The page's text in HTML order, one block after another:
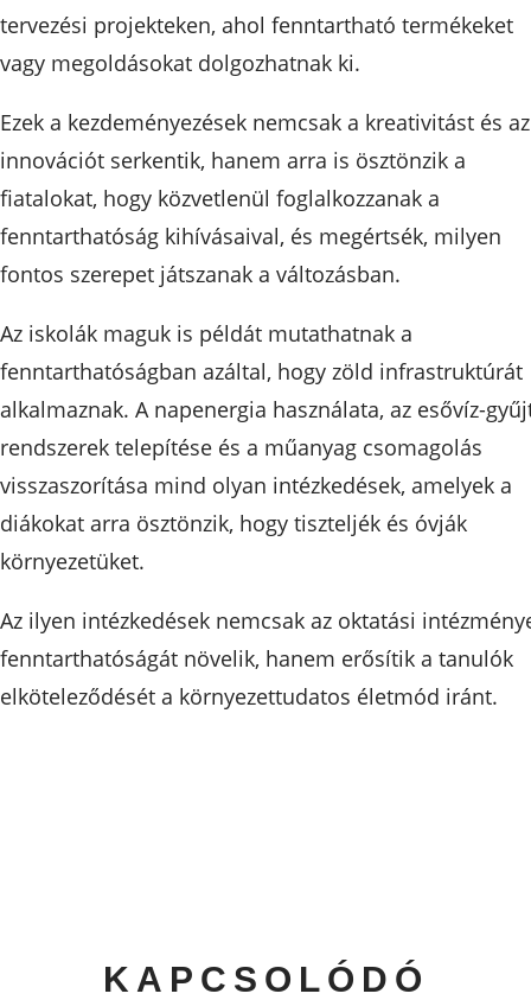
tervezési projekteken, ahol fenntartható termékeket
vagy megoldásokat dolgozhatnak ki.
Ezek a kezdeményezések nemcsak a kreativitást és az
innovációt serkentik, hanem arra is ösztönzik a
fiatalokat, hogy közvetlenül foglalkozzanak a
fenntarthatóság kihívásaival, és megértsék, milyen
fontos szerepet játszanak a változásban.
Az iskolák maguk is példát mutathatnak a
fenntarthatóságban azáltal, hogy zöld infrastruktúrát
alkalmaznak. A napenergia használata, az esővíz-
rendszerek telepítése és a műanyag csomagolás
visszaszorítása mind olyan intézkedések, amelyek a
diákokat arra ösztönzik, hogy tiszteljék és óvják
környezetüket.
Az ilyen intézkedések nemcsak az oktatási
fenntarthatóságát növelik, hanem erősítik a tanulók
elköteleződését a környezettudatos életmód iránt.
KAPCSOLÓDÓ